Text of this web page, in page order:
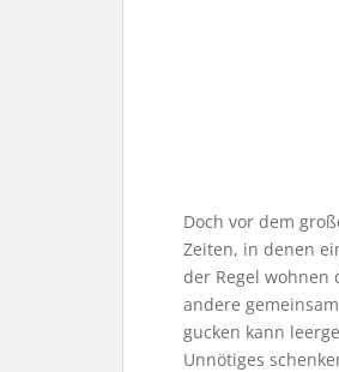
Doch vor dem
Zeiten, in denen
der Regel wohnen
andere
gucken kann
Unnötiges